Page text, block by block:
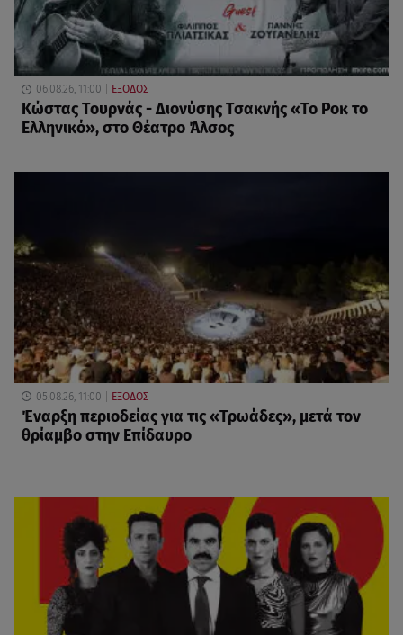
06.08.26, 11:00 ΕΞΟΔΟΣ
Κώστας Τουρνάς - Διονύσης Τσακνής «Το Ροκ το
Ελληνικό», στο Θέατρο Άλσος
05.08.26, 11:00 ΕΞΟΔΟΣ
Έναρξη περιοδείας για τις «Τρωάδες», μετά τον
θρίαμβο στην Επίδαυρο